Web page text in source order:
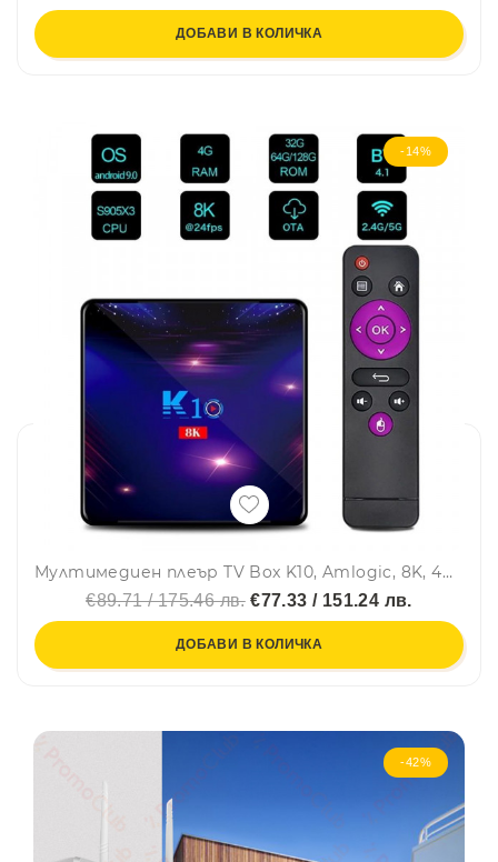
ДОБАВИ В КОЛИЧКА
-14%
Мултимедиен плеър TV Box K10, Amlogic, 8K, 4GB RAM, 64GB ROM, USB 3.0, Черен, Тв бокс
€89.71 / 175.46 лв.€77.33 / 151.24 лв.
ДОБАВИ В КОЛИЧКА
-42%